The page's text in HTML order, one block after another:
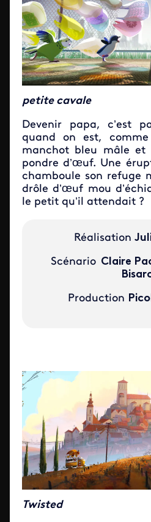
petite cavale
Devenir papa, c’est
quand on est,
manchot bleu mâle et
pondre d’œuf. Une
chamboule son refuge
drôle d’œuf mou
le petit qu’il attendait ?
Réalisation
ScénarioClaire
Production
Twisted